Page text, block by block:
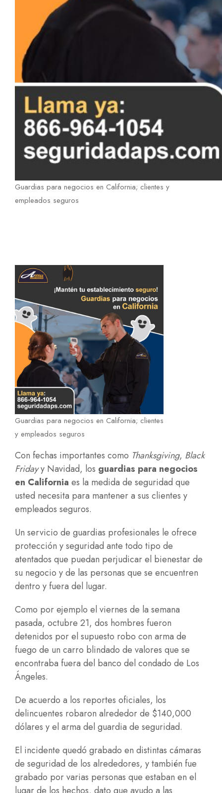
Guardias para negocios en California; clientes y
empleados seguros
Guardias para negocios en California; clientes
y empleados seguros
Con fechas importantes como Thanksgiving, Black
Fridayy Navidad, los guardias para negocios
en California es la medida de seguridad que
usted necesita para mantener a sus clientes y
empleados seguros.
Un servicio de guardias profesionales le ofrece
protección y seguridad ante todo tipo de
atentados que puedan perjudicar el bienestar de
su negocio y de las personas que se encuentren
dentro y fuera del lugar.
Como por ejemplo el viernes de la semana
pasada, octubre 21, dos hombres fueron
detenidos por el supuesto robo con arma de
fuego de un carro blindado de valores que se
encontraba fuera del banco del condado de Los
Ángeles.
De acuerdo a los reportes oficiales, los
delincuentes robaron alrededor de $140,000
dólares y el arma del guardia de seguridad.
El incidente quedó grabado en distintas cámaras
de seguridad de los alrededores, y también fue
grabado por varias personas que estaban en el